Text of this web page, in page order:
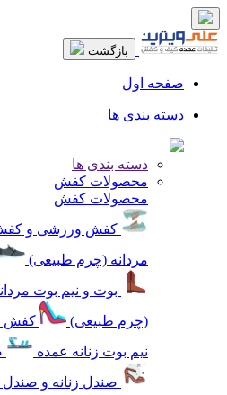
بازگشت
صفحه اول
دسته بندی ها
دسته بندی ها
محصولات کفش
محصولات کفش
کفش ورزشی و کفش
مردانه (چرم طبیعی)
بوت و نیم بوت
(چرم طبیعی)
کفش
نیم بوت زنانه عمده
صندل زنانه و صندل